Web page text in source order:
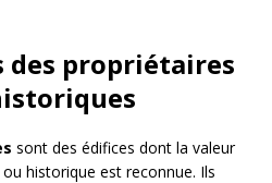
des propriétaires
sont des édifices dont la valeur
historique est reconnue. Ils